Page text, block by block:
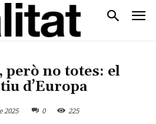
però no totes: el
d’Europa
2025 0 225